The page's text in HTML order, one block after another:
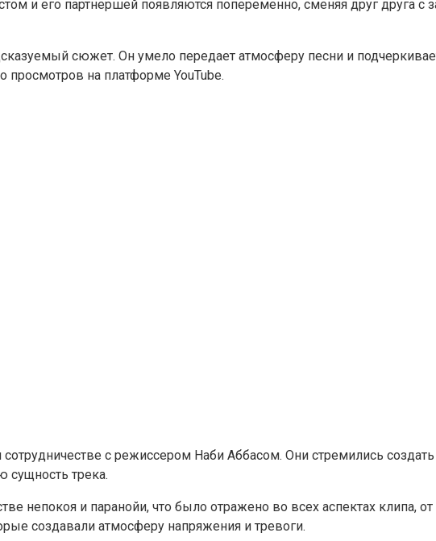
и его партнершей появляются попеременно, сменяя друг друга
сюжет. Он умело передает атмосферу песни и
на платформе YouTube.
с режиссером Наби Аббасом. Они стремились
сущность трека.
непокоя и паранойи, что было отражено во всех аспектах клипа, от
создавали атмосферу напряжения и тревоги.